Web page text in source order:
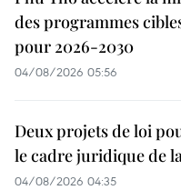
des programmes
pour 2026-2030
04/08/2026 05:56
Deux projets de loi
le cadre juridique de
04/08/2026 04:35